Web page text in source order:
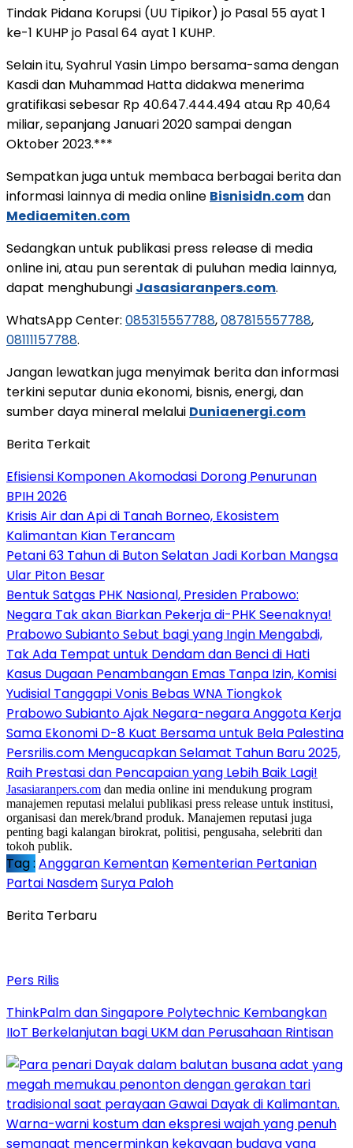
Tindak Pidana Korupsi (UU Tipikor) jo Pasal 55 ayat 1
ke-1 KUHP jo Pasal 64 ayat 1 KUHP.
Selain itu, Syahrul Yasin Limpo bersama-sama dengan
Kasdi dan Muhammad Hatta didakwa menerima
gratifikasi sebesar Rp 40.647.444.494 atau Rp 40,64
miliar, sepanjang Januari 2020 sampai dengan
Oktober 2023.***
Sempatkan juga untuk membaca berbagai berita dan
informasi lainnya di media online Bisnisidn.comdan
Mediaemiten.com
Sedangkan untuk publikasi press release di media
online ini, atau pun serentak di puluhan media lainnya,
dapat menghubungi Jasasiaranpers.com.
WhatsApp Center: 085315557788,087815557788,
08111157788.
Jangan lewatkan juga menyimak berita dan informasi
terkini seputar dunia ekonomi, bisnis, energi, dan
sumber daya mineral melalui Duniaenergi.com
Berita Terkait
Efisiensi Komponen Akomodasi Dorong Penurunan
BPIH 2026
Krisis Air dan Api di Tanah Borneo, Ekosistem
Kalimantan Kian Terancam
Petani 63 Tahun di Buton Selatan Jadi Korban Mangsa
Ular Piton Besar
Bentuk Satgas PHK Nasional, Presiden Prabowo:
Negara Tak akan Biarkan Pekerja di-PHK Seenaknya!
Prabowo Subianto Sebut bagi yang Ingin Mengabdi,
Tak Ada Tempat untuk Dendam dan Benci di Hati
Kasus Dugaan Penambangan Emas Tanpa Izin, Komisi
Yudisial Tanggapi Vonis Bebas WNA Tiongkok
Prabowo Subianto Ajak Negara-negara Anggota Kerja
Sama Ekonomi D-8 Kuat Bersama untuk Bela Palestina
Persrilis.com Mengucapkan Selamat Tahun Baru 2025,
Raih Prestasi dan Pencapaian yang Lebih Baik Lagi!
Jasasiaranpers.com dan media online ini mendukung program
manajemen reputasi melalui publikasi press release untuk institusi,
organisasi dan merek/brand produk. Manajemen reputasi juga
penting bagi kalangan birokrat, politisi, pengusaha, selebriti dan
tokoh publik.
Tag : Anggaran Kementan Kementerian Pertanian
Partai NasdemSurya Paloh
Berita Terbaru
Pers Rilis
ThinkPalm dan Singapore Polytechnic Kembangkan
IIoT Berkelanjutan bagi UKM dan Perusahaan Rintisan